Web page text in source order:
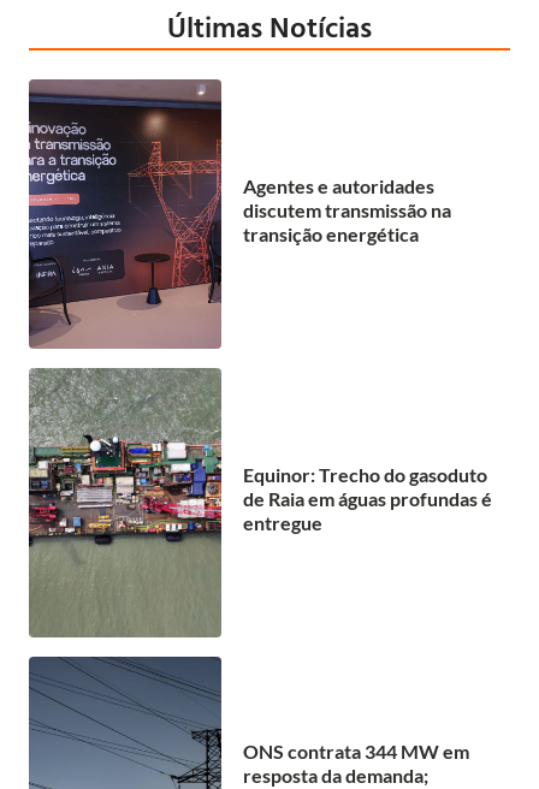
Últimas Notícias
Agentes e autoridades
discutem transmissão na
transição energética
Equinor: Trecho do gasoduto
de Raia em águas profundas é
entregue
ONS contrata 344 MW em
resposta da demanda;